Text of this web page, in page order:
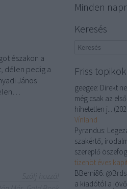
északon a
délen pedig a
János
Minden
Keresés
Friss topikok
geegee: Direkt
még csak az
hihetetlen j... (
Vínland
Pyrandus:
szakértő,
szereplő
tizenöt éves
BBerni86:
a kiadótól a